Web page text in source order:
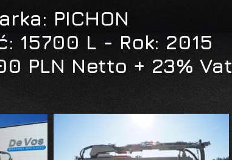
PICHON
15700 L - Rok: 2015
PLN Netto + 23% Vat